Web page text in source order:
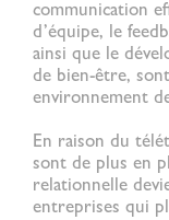
communication
d’équipe, le
ainsi que le
de bien-être,
environnement
En raison du
sont de plus en
relationnelle
entreprises qui